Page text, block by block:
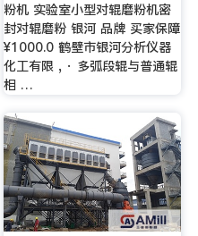
粉机 实验室小型对辊磨粉机密
封对辊磨粉 银河 品牌 买家保障
¥1000.0 鹤壁市银河分析仪器
化工有限 , · 多弧段辊与普通辊
相 …